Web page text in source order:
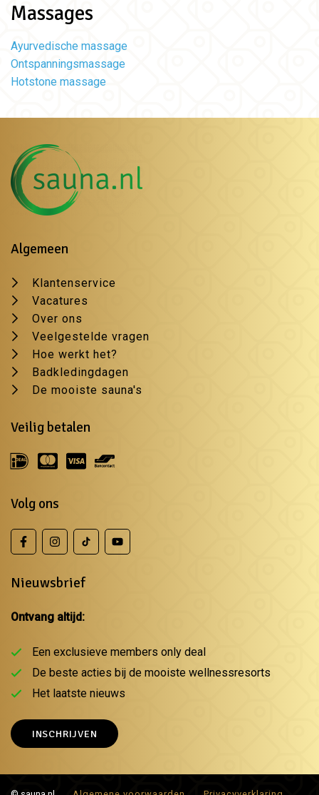
Massages
Ayurvedische massage
Ontspanningsmassage
Hotstone massage
Algemeen
Klantenservice
Vacatures
Over ons
Veelgestelde vragen
Hoe werkt het?
Badkledingdagen
De mooiste sauna's
Veilig betalen
Volg ons
Nieuwsbrief
Ontvang altijd:
Een exclusieve members only deal
De beste acties bij de mooiste wellnessresorts
Het laatste nieuws
INSCHRIJVEN